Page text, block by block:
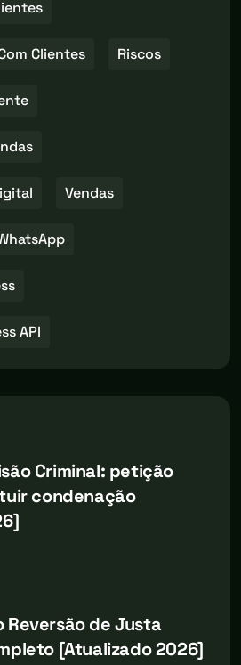
Clientes Riscos
Vendas
API
Criminal: petição
condenação
Reversão de Justa
[Atualizado 2026]